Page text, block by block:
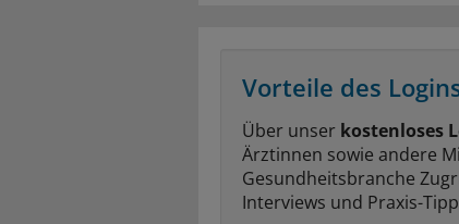
Vorteile des
Über unser kostenloses
Ärztinnen sowie andere
Gesundheitsbranche
Interviews und Praxis-